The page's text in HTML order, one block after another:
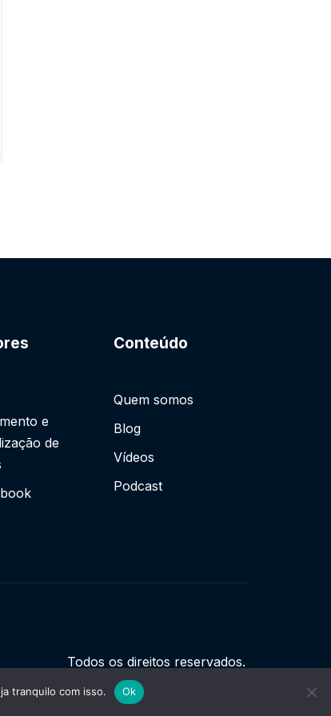
e
de
Conteúdo
Quem somos
Blog
Vídeos
Podcast
Todos os direitos reservados.
tranquilo com isso. Ok